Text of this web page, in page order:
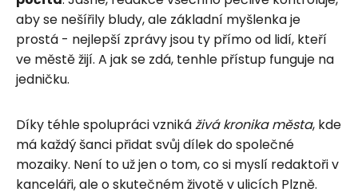
aby se nešířily bludy, ale základní myšlenka je
prostá - nejlepší zprávy jsou ty přímo od lidí, kteří
ve městě žijí. A jak se zdá, tenhle přístup funguje na
jedničku.
Díky téhle spolupráci vznikáživá kronika města, kde
má každý šanci přidat svůj dílek do společné
mozaiky. Není to už jen o tom, co si myslí redaktoři v
kanceláři, ale o skutečném životě v ulicích Plzně.